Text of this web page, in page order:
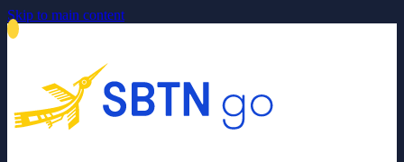
Skip to main content